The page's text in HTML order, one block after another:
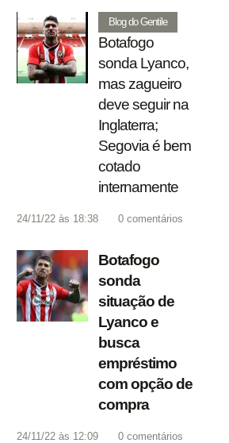
Blog do Gentile
Botafogo
sonda Lyanco,
mas zagueiro
deve seguir na
Inglaterra;
Segovia é bem
cotado
internamente
24/11/22 às 18:38 0 comentários
Botafogo
sonda
situação de
Lyanco e
busca
empréstimo
com opção de
compra
24/11/22 às 12:09 0 comentários